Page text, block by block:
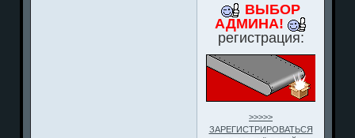
ВЫБОР
АДМИНА!
регистрация:
>>>>>
ЗАРЕГИСТРИРОВАТЬСЯ